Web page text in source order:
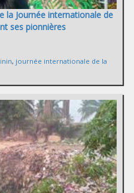
la Journée internationale de
ses pionnières
, journée internationale de la